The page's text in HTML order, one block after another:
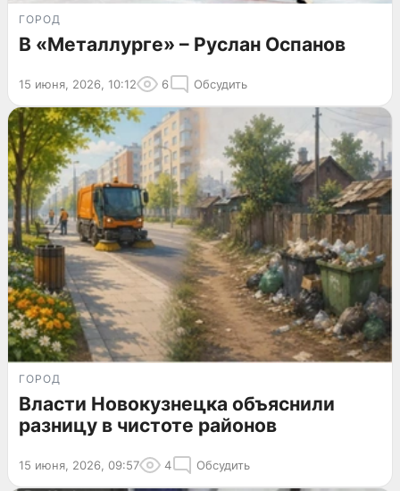
ГОРОД
В «Металлурге» – Руслан Оспанов
15 июня, 2026, 10:12 6 Обсудить
ГОРОД
Власти Новокузнецка объяснили
разницу в чистоте районов
15 июня, 2026, 09:57 4 Обсудить